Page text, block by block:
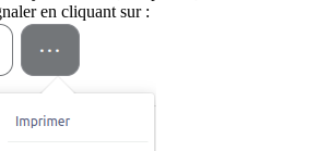
en cliquant sur :